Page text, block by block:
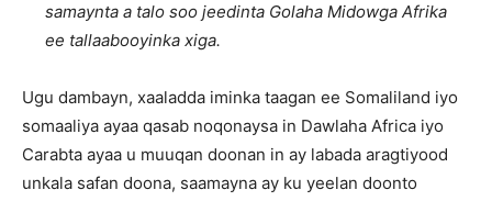
samaynta a talo soo jeedinta Golaha Midowga Afrika
ee tallaabooyinka xiga.
Ugu dambayn, xaaladda iminka taagan ee Somaliland iyo
somaaliya ayaa qasab noqonaysa in Dawlaha Africa iyo
Carabta ayaa u muuqan doonan in ay labada aragtiyood
unkala safan doona, saamayna ay ku yeelan doonto